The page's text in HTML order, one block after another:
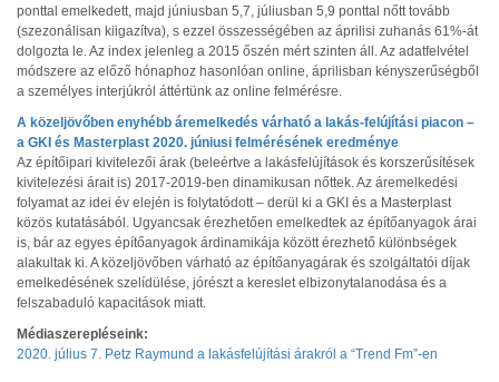
ponttal emelkedett, majd júniusban 5,7, júliusban 5,9 ponttal nőtt tovább
(szezonálisan kiigazítva), s ezzel összességében az áprilisi zuhanás 61%-át
dolgozta le. Az index jelenleg a 2015 őszén mért szinten áll. Az adatfelvétel
módszere az előző hónaphoz hasonlóan online, áprilisban kényszerűségből
a személyes interjúkról áttértünk az online felmérésre.
A közeljövőben enyhébb áremelkedés várható a lakás-felújítási piacon –
a GKI és Masterplast 2020. júniusi felmérésének eredménye
Az építőipari kivitelezői árak (beleértve a lakásfelújítások és korszerűsítések
kivitelezési árait is) 2017-2019-ben dinamikusan nőttek. Az áremelkedési
folyamat az idei év elején is folytatódott – derül ki a GKI és a Masterplast
közös kutatásából. Ugyancsak érezhetően emelkedtek az építőanyagok árai
is, bár az egyes építőanyagok árdinamikája között érezhető különbségek
alakultak ki. A közeljövőben várható az építőanyagárak és szolgáltatói díjak
emelkedésének szelídülése, jórészt a kereslet elbizonytalanodása és a
felszabaduló kapacitások miatt.
Médiaszerepléseink:
2020. július 7. Petz Raymund a lakásfelújítási árakról a “Trend Fm”-en